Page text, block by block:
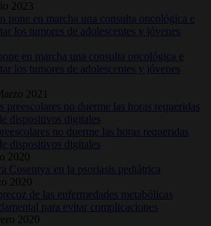
2023
en marcha una consulta oncológica e
los tumores de adolescentes y jóvenes
2021
no duerme las horas requeridas
dispositivos digitales
2020
Cosentyx en la psoriasis pediátrica
2020
de las enfermedades metabólicas
para evitar complicaciones
2020